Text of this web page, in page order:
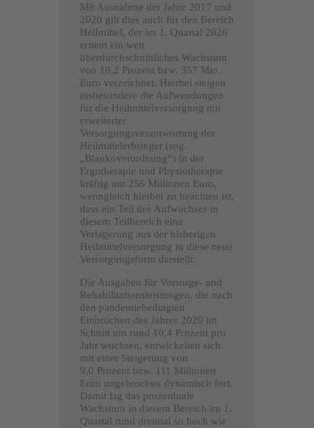
Mit Ausnahme der Jahre 2017 und
2020 gilt dies auch für den Bereich
Heilmittel, der im 1. Quartal 2026
erneut ein weit
überdurchschnittliches Wachstum
von 10,2 Prozent bzw. 357 Mio.
Euro verzeichnet. Hierbei steigen
insbesondere die Aufwendungen
für die Heilmittelversorgung mit
erweiterter
Versorgungsverantwortung der
Heilmittelerbringer (sog.
„Blankoverordnung“) in der
Ergotherapie und Physiotherapie
kräftig um 256 Millionen Euro,
wenngleich hierbei zu beachten ist,
dass ein Teil des Aufwuchses in
diesem Teilbereich eine
Verlagerung aus der bisherigen
Heilmittelversorgung in diese neue
Versorgungsform darstellt.
Die Ausgaben für Vorsorge- und
Rehabilitationsleistungen, die nach
den pandemiebedingten
Einbrüchen des Jahres 2020 im
Schnitt um rund 10,4 Prozent pro
Jahr wuchsen, entwickelten sich
mit einer Steigerung von
9,0 Prozent bzw. 111 Millionen
Euro ungebrochen dynamisch fort.
Damit lag das prozentuale
Wachstum in diesem Bereich im 1.
Quartal rund dreimal so hoch wie